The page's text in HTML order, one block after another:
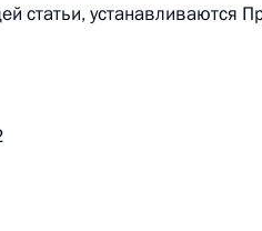
Соглашения между
статьи, устанавливаются